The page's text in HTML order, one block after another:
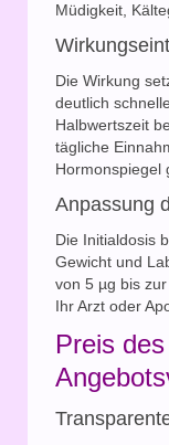
Müdigkeit,
Die Wirkung
deutlich
Halbwertszeit
tägliche
Hormonspiegel
Anpassung
Die Initialdosis
Gewicht und
von 5 µg bis
Ihr Arzt oder
Preis